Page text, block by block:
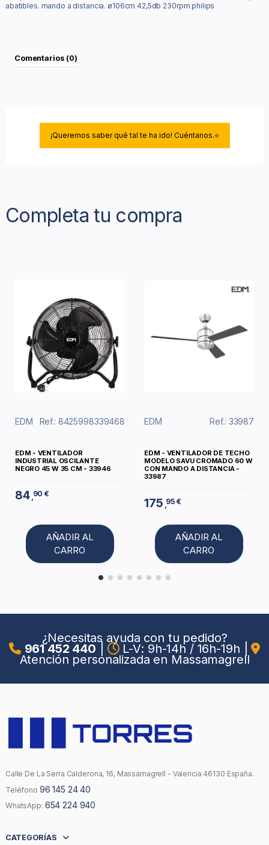
abatibles. mando a distancia. ø106cm 42,5db 230rpm philips
Comentarios (0)
¡Queremos saber qué tal te ha ido! Cuéntanos.⭐
Completa tu compra
EDM Ref.: 8425998339468
EDM - VENTILADOR
INDUSTRIAL OSCILANTE
NEGRO 45 W 35 CM - 33946
84 ,90 €
AÑADIR AL
CARRO
EDM Ref.: 33987
EDM - VENTILADOR DE TECHO
MODELO SAVU CROMADO 60 W
CON MANDO A DISTANCIA -
33987
175 ,95 €
AÑADIR AL
CARRO
¿Necesitas ayuda con tu pedido?
961 452 440 L-V: 9h-14h / 16h-19h
Atención personalizada en Massamagrell
Calle De La Serra Calderona, 16, Massamagrell - Valencia 46130 España.
Teléfono 96 145 24 40
WhatsApp: 654 224 940
CATEGORÍAS